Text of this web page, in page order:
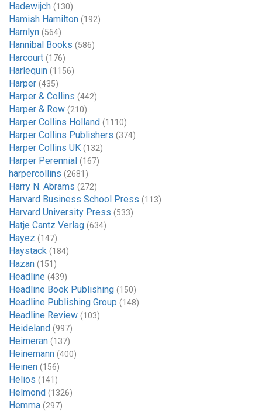
Hadewijch (130)
Hamish Hamilton (192)
Hamlyn (564)
Hannibal Books (586)
Harcourt (176)
Harlequin (1156)
Harper (435)
Harper & Collins (442)
Harper & Row (210)
Harper Collins Holland (1110)
Harper Collins Publishers (374)
Harper Collins UK (132)
Harper Perennial (167)
harpercollins (2681)
Harry N. Abrams (272)
Harvard Business School Press (113)
Harvard University Press (533)
Hatje Cantz Verlag (634)
Hayez (147)
Haystack (184)
Hazan (151)
Headline (439)
Headline Book Publishing (150)
Headline Publishing Group (148)
Headline Review (103)
Heideland (997)
Heimeran (137)
Heinemann (400)
Heinen (156)
Helios (141)
Helmond (1326)
Hemma (297)